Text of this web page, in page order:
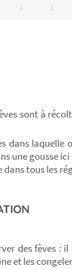
sont à
dans laquelle
une gousse
tous les
des fèves :
et les